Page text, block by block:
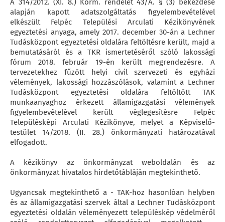
A 314/2012. (XI. 8.) Korm. rendelet 43/A. § (3) bekezdése
alapján kapott adatszolgáltatás figyelembevételével
elkészült Felpéc Települési Arculati Kézikönyvének
egyeztetési anyaga, amely 2017. december 30-án a Lechner
Tudásközpont egyeztetési oldalára feltöltésre került, majd a
bemutatásáról és a TKR ismertetéséről szóló lakossági
fórum 2018. február 19-én került megrendezésre. A
tervezetekhez fűzött helyi civil szervezeti és egyházi
vélemények, lakossági hozzászólások, valamint a Lechner
Tudásközpont egyeztetési oldalára feltöltött TAK
munkaanyaghoz érkezett államigazgatási vélemények
figyelembevételével került véglegesítésre Felpéc
Településképi Arculati Kézikönyve, melyet a Képviselő-
testület 14/2018. (II. 28.) önkormányzati határozatával
elfogadott.
A kézikönyv az önkormányzat weboldalán és az
önkormányzat hivatalos hirdetőtábláján megtekinthető.
Ugyancsak megtekinthető a - TAK-hoz hasonlóan helyben
és az államigazgatási szervek által a Lechner Tudásközpont
egyeztetési oldalán véleményezett településkép védelméről